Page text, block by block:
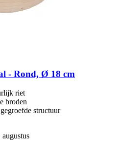
-​ Rond, Ø 18 cm
riet
broden
structuur